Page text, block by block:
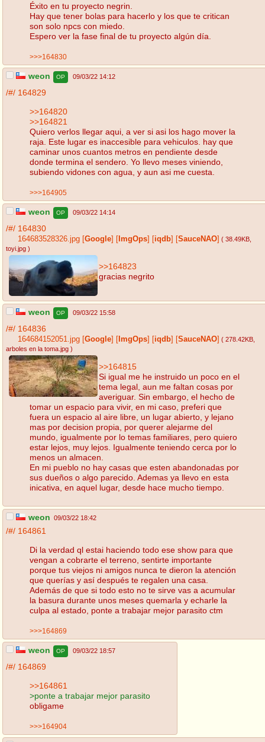
Éxito en tu proyecto negrin.
Hay que tener bolas para hacerlo y los que te critican
son solo npcs con miedo.
Espero ver la fase final de tu proyecto algún día.
>>>164830
weon OP 09/03/22 14:12
/#/ 164829
>>164820
>>164821
Quiero verlos llegar aqui, a ver si asi los hago mover la
raja. Este lugar es inaccesible para vehiculos. hay que
caminar unos cuantos metros en pendiente desde
donde termina el sendero. Yo llevo meses viniendo,
subiendo vidones con agua, y aun asi me cuesta.
>>>164905
weon OP 09/03/22 14:14
/#/ 164830
164683528326.jpg Google ImgOps iqdb SauceNAO ( 38.49KB
toyi.jpg )
>>164823
gracias negrito
weon OP 09/03/22 15:58
/#/ 164836
164684152051.jpg Google ImgOps iqdb SauceNAO ( 278.42KB
arboles en la toma.jpg )
>>164815
Si igual me he instruido un poco en el
tema legal, aun me faltan cosas por
averiguar. Sin embargo, el hecho de
tomar un espacio para vivir, en mi caso, preferi que
fuera un espacio al aire libre, un lugar abierto, y lejano
mas por decision propia, por querer alejarme del
mundo, igualmente por lo temas familiares, pero quiero
estar lejos, muy lejos. Igualmente teniendo cerca por lo
menos un almacen.
En mi pueblo no hay casas que esten abandonadas por
sus dueños o algo parecido. Ademas ya llevo en esta
inicativa, en aquel lugar, desde hace mucho tiempo.
weon 09/03/22 18:42
/#/ 164861
Di la verdad ql estai haciendo todo ese show para que
vengan a cobrarte el terreno, sentirte importante
porque tus viejos ni amigos nunca te dieron la atención
que querías y así después te regalen una casa.
Además de que si todo esto no te sirve vas a acumular
la basura durante unos meses quemarla y echarle la
culpa al estado, ponte a trabajar mejor parasito ctm
>>>164869
weon OP 09/03/22 18:57
/#/ 164869
>>164861
>ponte a trabajar mejor parasito
obligame
>>>164904